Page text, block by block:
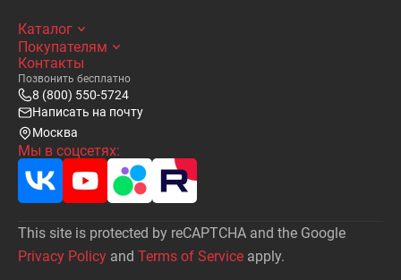
Каталог
Покупателям
Контакты
Позвонить бесплатно
8 (800) 550-5724
Написать на почту
Москва
Мы в соцсетях:
This site is protected by reCAPTCHA and the Google
Privacy Policy and Terms of Service apply.